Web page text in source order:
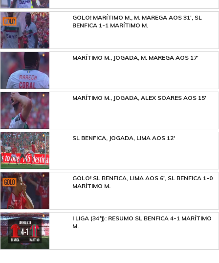
GOLO! MARÍTIMO M., M. MAREGA AOS 31', SL
BENFICA 1-1 MARÍTIMO M.
MARÍTIMO M., JOGADA, M. MAREGA AOS 17'
MARÍTIMO M., JOGADA, ALEX SOARES AOS 15'
SL BENFICA, JOGADA, LIMA AOS 12'
GOLO! SL BENFICA, LIMA AOS 6', SL BENFICA 1-0
MARÍTIMO M.
I LIGA (34ªJ): RESUMO SL BENFICA 4-1 MARÍTIMO
M.